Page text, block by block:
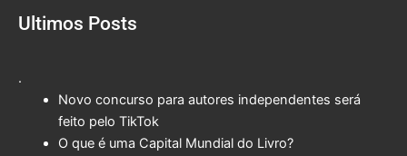
Ultimos Posts
.
Novo concurso para autores independentes será
feito pelo TikTok
O que é uma Capital Mundial do Livro?